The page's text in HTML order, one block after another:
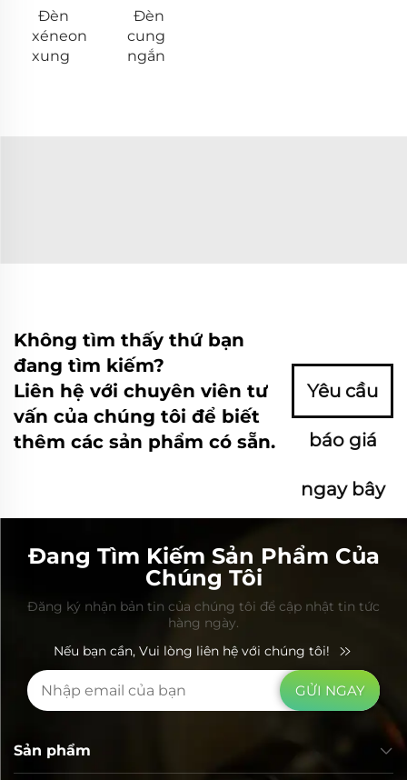
Đèn
xéneon
xung
Đèn
cung
ngắn
Không tìm thấy thứ bạn
đang tìm kiếm?
Liên hệ với chuyên viên tư
vấn của chúng tôi để biết
thêm các sản phẩm có sẵn.
Yêu cầu
báo giá
ngay bây
Đang Tìm Kiếm Sản Phẩm Của
Chúng Tôi
Đăng ký nhận bản tin của chúng tôi để cập nhật tin tức
hàng ngày.
Nếu bạn cần, Vui lòng liên hệ với chúng tôi!
GỬI NGAY
Sản phẩm